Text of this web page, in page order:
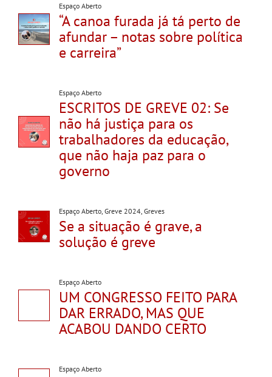
Espaço Aberto
“A canoa furada já tá perto de
afundar – notas sobre política
e carreira”
Espaço Aberto
ESCRITOS DE GREVE 02: Se
não há justiça para os
trabalhadores da educação,
que não haja paz para o
governo
Espaço Aberto ,Greve 2024 ,Greves
Se a situação é grave, a
solução é greve
Espaço Aberto
UM CONGRESSO FEITO PARA
DAR ERRADO, MAS QUE
ACABOU DANDO CERTO
Espaço Aberto